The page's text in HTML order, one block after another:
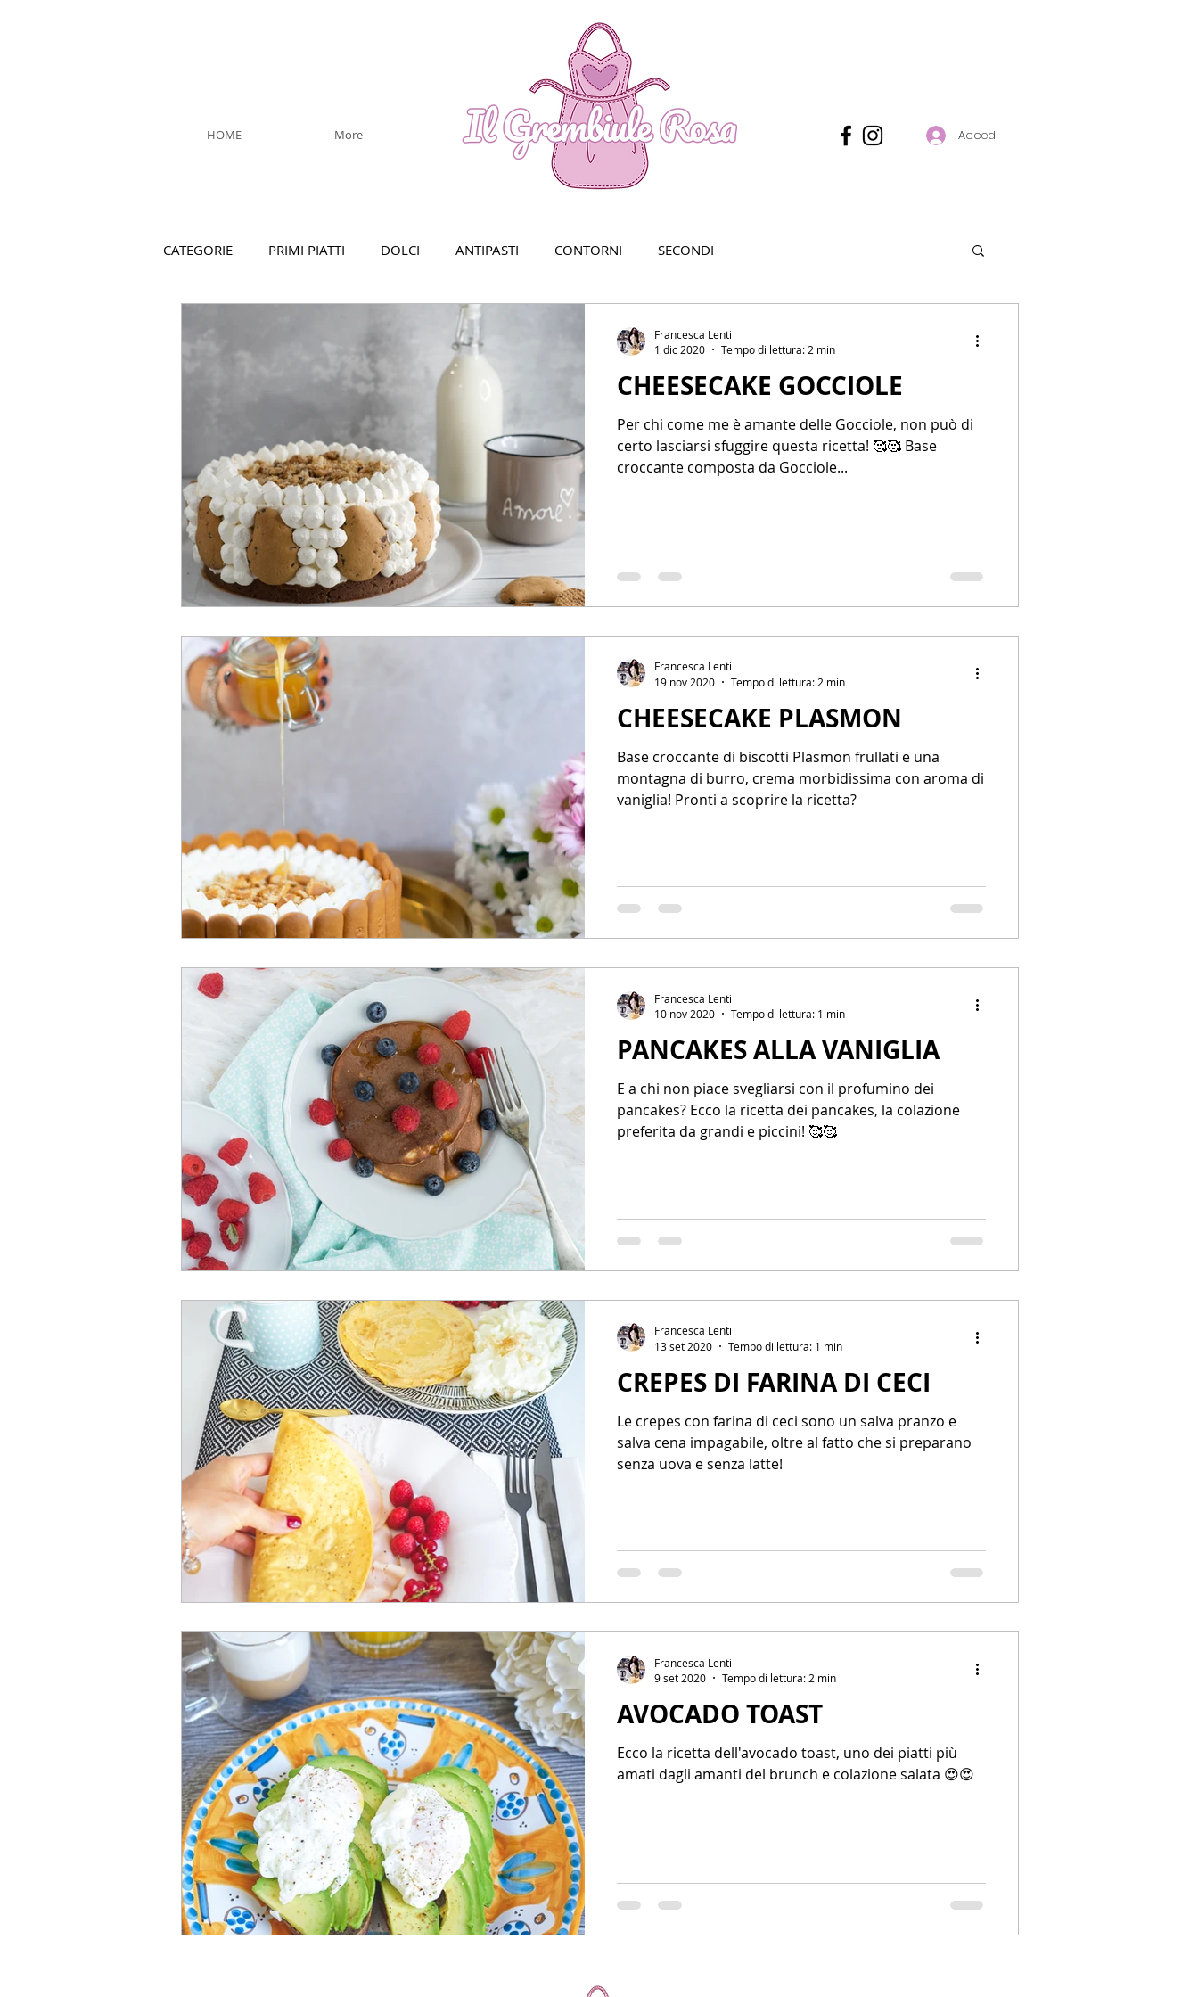
HOME More Accedi
CATEGORIE PRIMI PIATTI DOLCI ANTIPASTI CONTORNI SECONDI
CHEESECAKE GOCCIOLE
Per chi come me è amante delle Gocciole, non può di
certo lasciarsi sfuggire questa ricetta! 🥰🥰 Base
croccante composta da Gocciole...
Francesca Lenti
1 dic 2020
Tempo di lettura: 2 min
CHEESECAKE PLASMON
Base croccante di biscotti Plasmon frullati e una
montagna di burro, crema morbidissima con aroma di
vaniglia! Pronti a scoprire la ricetta?
Francesca Lenti
19 nov 2020
Tempo di lettura: 2 min
PANCAKES ALLA VANIGLIA
E a chi non piace svegliarsi con il profumino dei
pancakes? Ecco la ricetta dei pancakes, la colazione
preferita da grandi e piccini! 🥰🥰
Francesca Lenti
10 nov 2020
Tempo di lettura: 1 min
CREPES DI FARINA DI CECI
Le crepes con farina di ceci sono un salva pranzo e
salva cena impagabile, oltre al fatto che si preparano
senza uova e senza latte!
Francesca Lenti
13 set 2020
Tempo di lettura: 1 min
AVOCADO TOAST
Ecco la ricetta dell'avocado toast, uno dei piatti più
amati dagli amanti del brunch e colazione salata 😍😍
Francesca Lenti
9 set 2020
Tempo di lettura: 2 min